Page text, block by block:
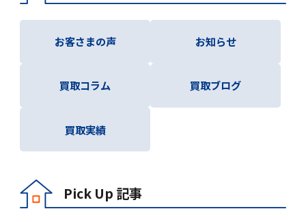
お客さまの声 お知らせ
買取コラム 買取ブログ
買取実績
Pick Up 記事